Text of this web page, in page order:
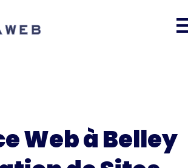
Web à Belley